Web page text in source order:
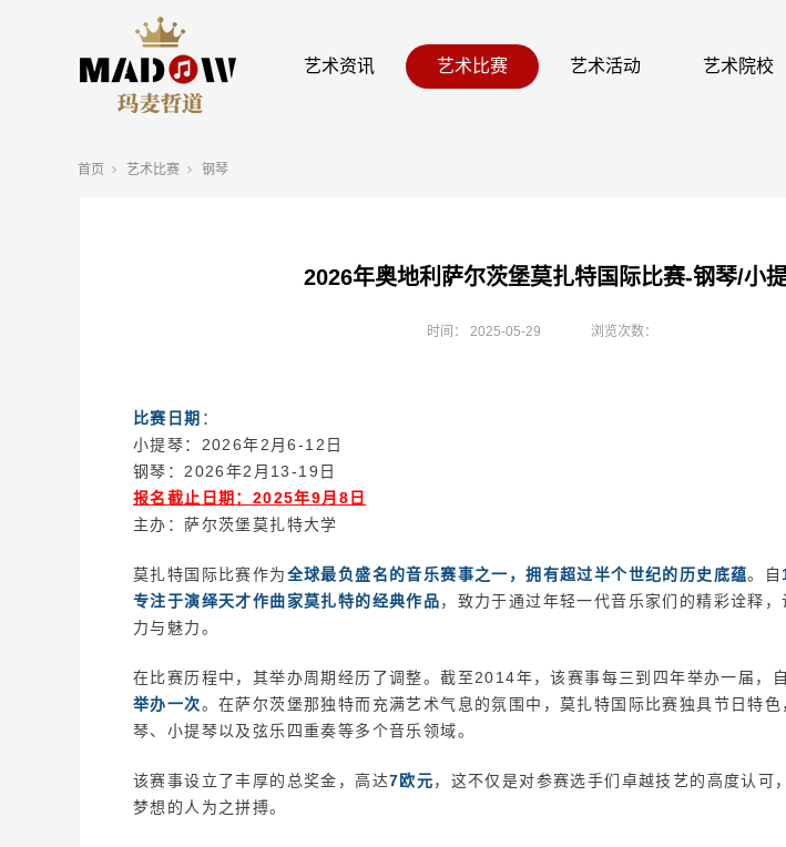
艺术资讯 艺术比赛 艺术活动 艺术院校
首页 艺术比赛 钢琴
2026年奥地利萨尔茨堡莫扎特国际比赛-钢琴/小
时间： 2025-05-29 浏览次数：
比赛日期 ：
小提琴：2026年2月6-12日
钢琴：2026年2月13-19日
报名截止日期：2025年9月8日
主办：萨尔茨堡莫扎特大学
莫扎特国际比赛作为全球最负盛名的音乐赛事之一，拥有超过半个世纪的历史底蕴。自
专注于演绎天才作曲家莫扎特的经典作品，致力于通过年轻一代音乐家们的精彩诠释
力与魅力。
在比赛历程中，其举办周期经历了调整。截至2014年，该赛事每三到四年举办一届，
举办一次。在萨尔茨堡那独特而充满艺术气息的氛围中，莫扎特国际比赛独具节日特色
琴、小提琴以及弦乐四重奏等多个音乐领域。
该赛事设立了丰厚的总奖金，高达7欧元，这不仅是对参赛选手们卓越技艺的高度认可
梦想的人为之拼搏。